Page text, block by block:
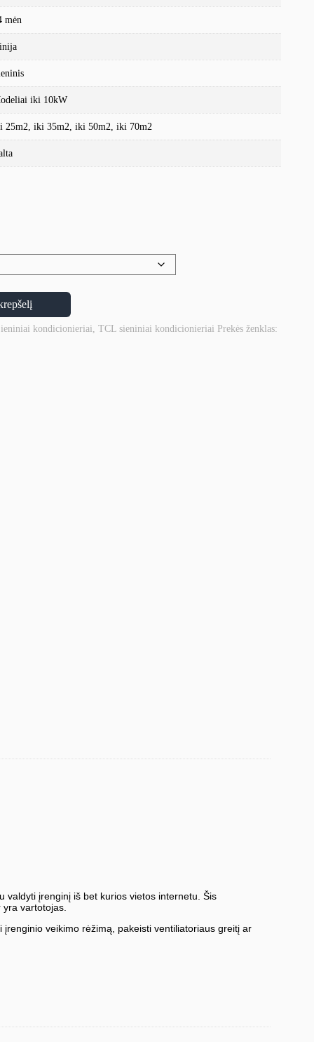
mėn
iki 10kW
25m2, iki 35m2, iki 50m2, iki 70m2
kondicionieriai TCL sieniniai kondicionieriai Prekės ženklas:
valdyti įrenginį iš bet kurios vietos internetu. Šis
vartotojas.
veikimo rėžimą, pakeisti ventiliatoriaus greitį ar